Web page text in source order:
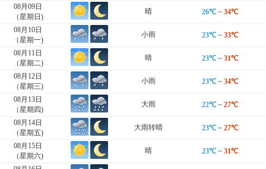
08月09日
（星期日)
晴 26℃ ~ 34℃
08月10日
（星期一)
小雨 23℃ ~ 33℃
08月11日
（星期二)
晴 23℃ ~ 31℃
08月12日
（星期三)
小雨 23℃ ~ 34℃
08月13日
（星期四)
大雨 22℃ ~ 27℃
08月14日
（星期五)
大雨转晴 23℃ ~ 27℃
08月15日
（星期六)
晴 23℃ ~ 31℃